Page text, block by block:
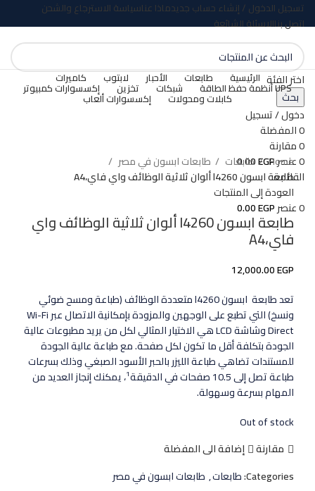
تسجيل الدخول / إنشاء حساب جديدماذا عناسياسة الاسترجاع والشحن
اتصل بناالاسئلة الشائعة
اختر الفئة
بحث
دخول / تسجيل
0المفضلة
0مقارنة
0عنصر 0.00EGP
القائمة
0عنصر 0.00EGP
الرئيسية طابعات الأحبار لابتوب كاميرات
UPS أنظمة حفظ الطاقة شبكات تخزين إكسسوارات كمبيوتر
كابلات ومحولات إكسسوارات ألعاب
بيعت كلها
اضغط للتكبير
Home
طابعات
طابعات ابسون في مصر
طابعة ابسون l4260 ألوان ثلاثية الوظائف واي فاي،A4
العودة إلى المنتجات
طابعة ابسون l4260 ألوان ثلاثية الوظائف واي
فاي،A4
12,000.00EGP
تعد طابعة ابسون l4260 متعددة الوظائف (طباعة ومسح ضوئي
ونسخ) التي تطبع على الوجهين والمزودة بإمكانية الاتصال عبر Wi-Fi
Direct وشاشة LCD هي الاختيار المثالي لكل من يريد مطبوعات عالية
الجودة بتكلفة أقل ما تكون لكل صفحة. مع طباعة عالية الجودة
للمستندات تضاهي طباعة الليزر بالحبر الأسود الصبغي وذلك بسرعات
طباعة تصل إلى 10.5 صفحات في الدقيقة
1، يمكنك إنجاز العديد من
المهام بسرعة وسهولة.
Out of stock
مقارنة
إضافة الى المفضلة
Categories: طابعات, طابعات ابسون في مصر